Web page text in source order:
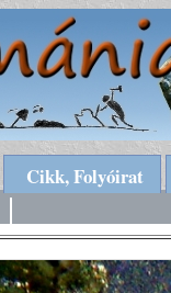
Cikk, Folyóirat